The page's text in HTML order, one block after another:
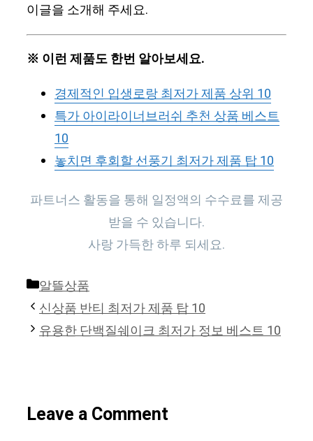
이글을 소개해 주세요.
※ 이런 제품도 한번 알아보세요.
경제적인 입생로랑 최저가 제품 상위 10
특가 아이라이너브러쉬 추천 상품 베스트
10
놓치면 후회할 선풍기 최저가 제품 탑 10
파트너스 활동을 통해 일정액의 수수료를 제공
받을 수 있습니다.
사랑 가득한 하루 되세요.
Categories
알뜰상품
신상품 반티 최저가 제품 탑 10
유용한 단백질쉐이크 최저가 정보 베스트 10
Leave a Comment